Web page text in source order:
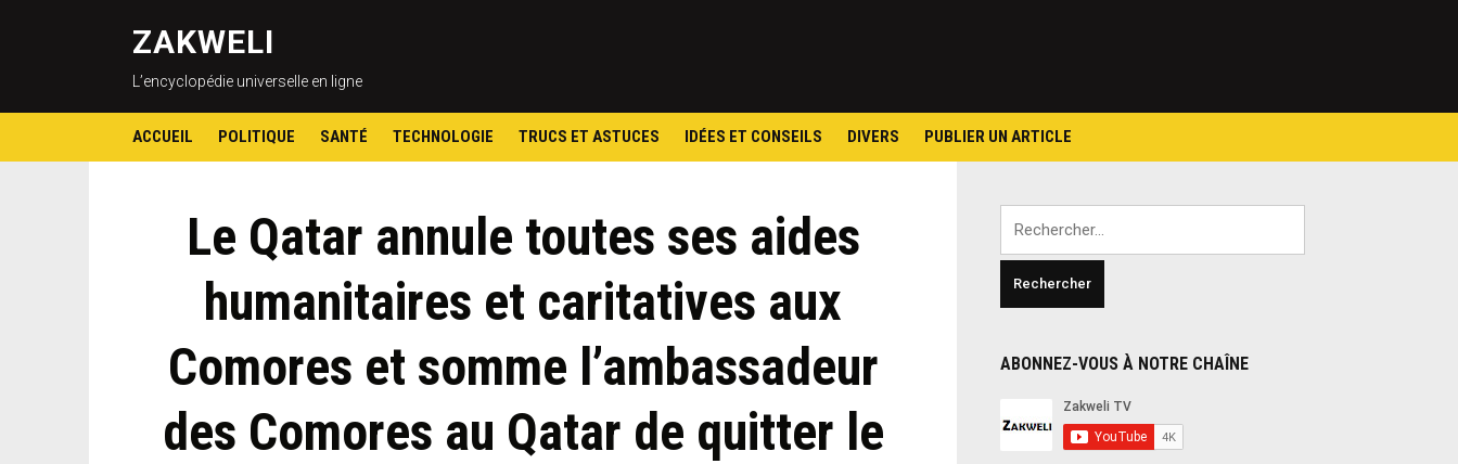
ZAKWELI
L’encyclopédie universelle en ligne
ACCUEIL POLITIQUE SANTÉ TECHNOLOGIE TRUCS ET ASTUCES IDÉES ET CONSEILS DIVERS PUBLIER UN ARTICLE
Le Qatar annule toutes ses aides
humanitaires et caritatives aux
Comores et somme l’ambassadeur
des Comores au Qatar de quitter le
ABONNEZ-VOUS À NOTRE CHAÎNE